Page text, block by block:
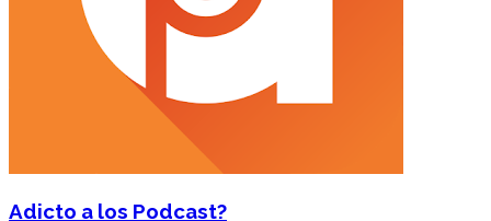
Adicto a los Podcast?